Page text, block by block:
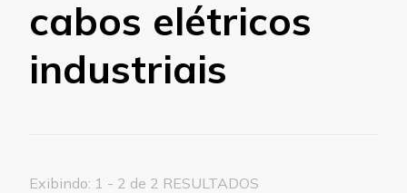
cabos elétricos
industriais
Exibindo: 1 - 2 de 2 RESULTADOS